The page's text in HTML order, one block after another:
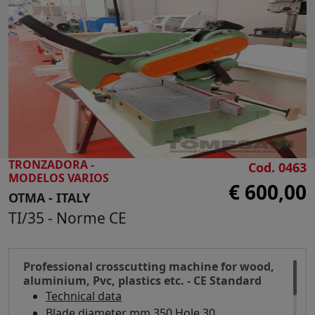
Base con aspiración
Dimensiones totales: 800 x 600 x 1500 h mm
Peso 110 kg
TRONZADORA -
MODELOS VARIOS
OTMA - ITALY
TI/35 - Norme CE
Cod. 0463
€ 600,00
Professional crosscutting machine for wood,
aluminium, Pvc, plastics etc. - CE Standard
Technical data